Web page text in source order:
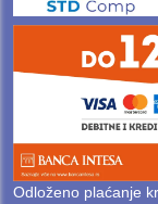
Odloženo plaćanje